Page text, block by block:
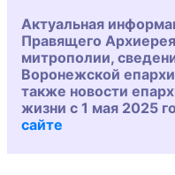
Актуальная
Правящего
митрополии,
Воронежской
также новости
жизни с 1 мая 2025
сайте